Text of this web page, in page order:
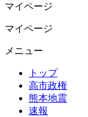
マイページ
マイページ
メニュー
トップ
高市政権
熊本地震
速報